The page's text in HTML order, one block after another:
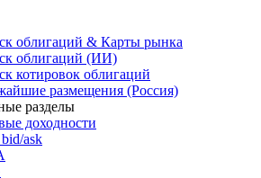
облигаций & Карты рынка
облигаций (ИИ)
котировок облигаций
размещения (Россия)
разделы
доходности
ask